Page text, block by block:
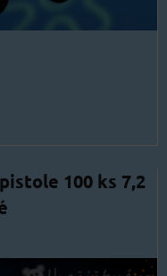
100 ks 7,2